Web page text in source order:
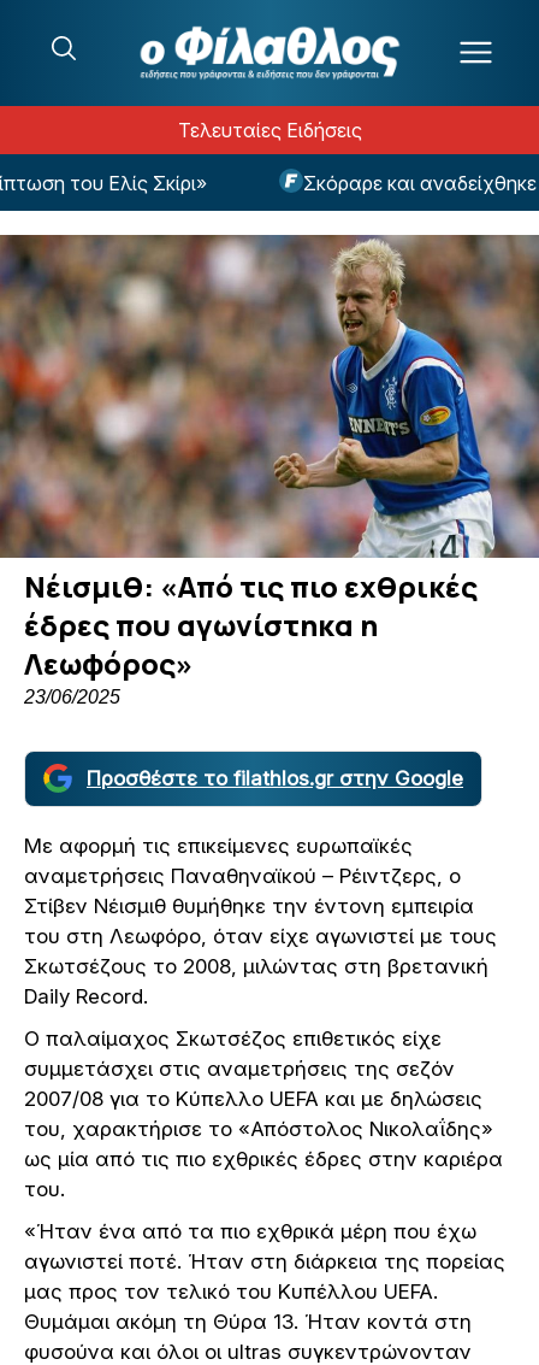
Τελευταίες Ειδήσεις
του Ελίς Σκίρι» Σκόραρε και αναδείχθηκε
Νέισμιθ: «Από τις πιο εχθρικές
έδρες που αγωνίστηκα η
Λεωφόρος»
23/06/2025
Προσθέστε το filathlos.gr στην Google
Με αφορμή τις επικείμενες ευρωπαϊκές
αναμετρήσεις Παναθηναϊκού – Ρέιντζερς, ο
Στίβεν Νέισμιθ θυμήθηκε την έντονη εμπειρία
του στη Λεωφόρο, όταν είχε αγωνιστεί με τους
Σκωτσέζους το 2008, μιλώντας στη βρετανική
Daily Record.
Ο παλαίμαχος Σκωτσέζος επιθετικός είχε
συμμετάσχει στις αναμετρήσεις της σεζόν
2007/08 για το Κύπελλο UEFA και με δηλώσεις
του, χαρακτήρισε το «Απόστολος Νικολαΐδης»
ως μία από τις πιο εχθρικές έδρες στην καριέρα
του.
«Ήταν ένα από τα πιο εχθρικά μέρη που έχω
αγωνιστεί ποτέ. Ήταν στη διάρκεια της πορείας
μας προς τον τελικό του Κυπέλλου UEFA.
Θυμάμαι ακόμη τη Θύρα 13. Ήταν κοντά στη
φυσούνα και όλοι οι ultras συγκεντρώνονταν